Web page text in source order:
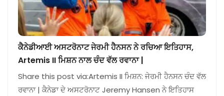
ਕੈਨੇਡੀਆਈ ਅਸਟਰੋਨਾਟ ਜੇਰਮੀ ਹੈਨਸਨ ਨੇ ਰਚਿਆ ਇਤਿਹਾਸ,
Artemis II ਮਿਸ਼ਨ ਨਾਲ ਚੰਦ ਵੱਲ ਰਵਾਨਾ |
Share this post via:Artemis II ਮਿਸ਼ਨ: ਜੇਰਮੀ ਹੈਨਸਨ ਚੰਦ ਵੱਲ
ਰਵਾਨਾ | ਕੈਨੇਡਾ ਦੇ ਅਸਟਰੋਨਾਟ Jeremy Hansen ਨੇ ਇਤਿਹਾਸ